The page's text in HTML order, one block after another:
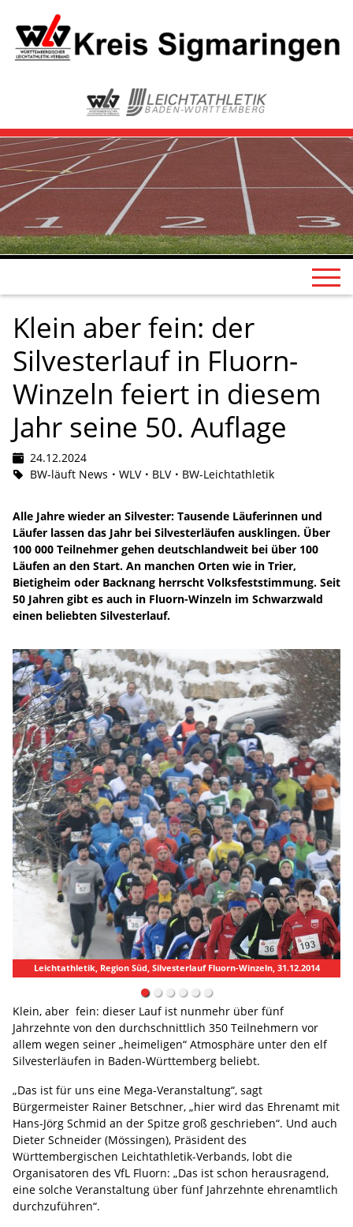
Klein aber fein: der
Silvesterlauf in Fluorn-
Winzeln feiert in diesem
Jahr seine 50. Auflage
24.12.2024
BW-läuft News
WLV BLV BW-Leichtathletik
Alle Jahre wieder an Silvester: Tausende Läuferinnen und
Läufer lassen das Jahr bei Silvesterläufen ausklingen. Über
100 000 Teilnehmer gehen deutschlandweit bei über 100
Läufen an den Start. An manchen Orten wie in Trier,
Bietigheim oder Backnang herrscht Volksfeststimmung. Seit
50 Jahren gibt es auch in Fluorn-Winzeln im Schwarzwald
einen beliebten Silvesterlauf.
Leichtathletik, Region Süd, Silvesterlauf Fluorn-Winzeln, 31.12.2014
Klein, aber fein: dieser Lauf ist nunmehr über fünf
Jahrzehnte von den durchschnittlich 350 Teilnehmern vor
allem wegen seiner „heimeligen“ Atmosphäre unter den elf
Silvesterläufen in Baden-Württemberg beliebt.
„Das ist für uns eine Mega-Veranstaltung“, sagt
Bürgermeister Rainer Betschner, „hier wird das Ehrenamt mit
Hans-Jörg Schmid an der Spitze groß geschrieben“. Und auch
Dieter Schneider (Mössingen), Präsident des
Württembergischen Leichtathletik-Verbands, lobt die
Organisatoren des VfL Fluorn: „Das ist schon herausragend,
eine solche Veranstaltung über fünf Jahrzehnte ehrenamtlich
durchzuführen“.